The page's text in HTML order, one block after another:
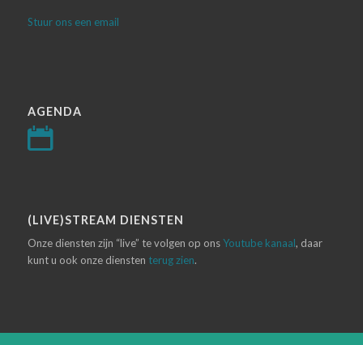
Stuur ons een email
AGENDA
(LIVE)STREAM DIENSTEN
Onze diensten zijn “live” te volgen op onsYoutube kanaal, daar
kunt u ook onze diensten terug zien.